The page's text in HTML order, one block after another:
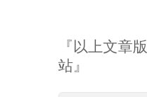
『以上文章
站』